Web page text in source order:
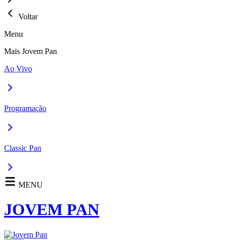
Voltar
Menu
Mais Jovem Pan
Ao Vivo
Programação
Classic Pan
MENU
JOVEM PAN